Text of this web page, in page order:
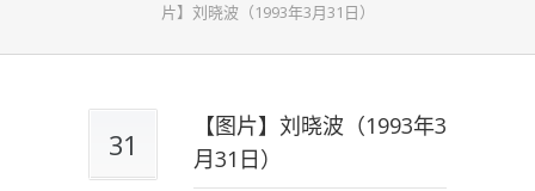
片】刘晓波（1993年3月31日）
31
【图片】刘晓波（1993年3
月31日）